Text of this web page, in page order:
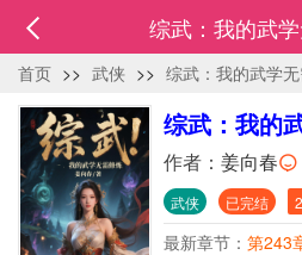
综武：我的武
首页 >> 武侠 >> 综武：我的武学
综武：我的
作者： 姜向春
武侠 已完结
最新章节： 第243